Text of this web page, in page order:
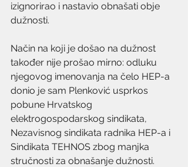
izignorirao i nastavio obnašati obje
dužnosti.
Način na koji je došao na dužnost
također nije prošao mirno: odluku
njegovog imenovanja na čelo HEP-a
donio je sam Plenković usprkos
pobune Hrvatskog
elektrogospodarskog sindikata,
Nezavisnog sindikata radnika HEP-a i
Sindikata TEHNOS zbog manjka
stručnosti za obnašanje dužnosti.